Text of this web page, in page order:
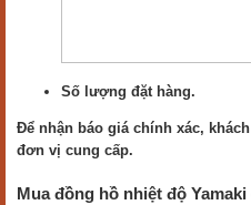
Số lượng đặt hàng.
Để nhận báo giá chính xác,
đơn vị cung cấp.
Mua đồng hồ nhiệt độ